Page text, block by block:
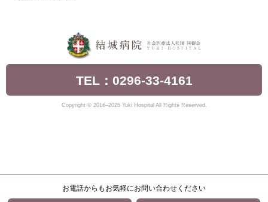
TEL：0296-33-4161
Copyright © 2016–2026 Yuki Hospital All Rights Reserved.
お電話からもお気軽にお問い合わせください